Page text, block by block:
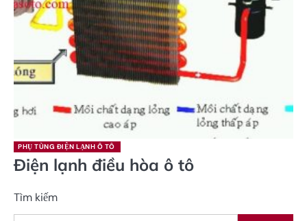
PHỤ TÙNG ĐIỆN LẠNH Ô TÔ
Điện lạnh điều hòa ô tô
Tìm kiếm